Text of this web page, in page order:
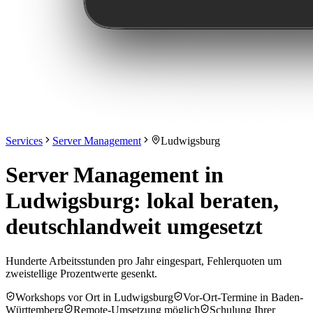
Services Server Management Ludwigsburg
Server Management in
Ludwigsburg: lokal beraten,
deutschlandweit umgesetzt
Hunderte Arbeitsstunden pro Jahr eingespart, Fehlerquoten um
zweistellige Prozentwerte gesenkt.
Workshops vor Ort in Ludwigsburg
Vor-Ort-Termine in Baden-
Württemberg
Remote-Umsetzung möglich Schulung Ihrer